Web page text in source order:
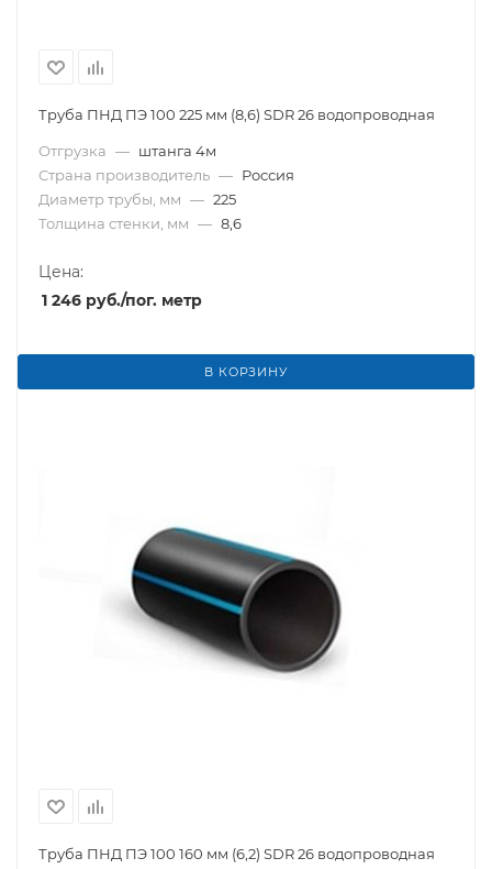
Труба ПНД ПЭ 100 225 мм (8,6) SDR 26 водопроводная
Отгрузка — штанга 4м
Страна производитель — Россия
Диаметр трубы, мм — 225
Толщина стенки, мм — 8,6
Цена:
1 246 руб./пог. метр
В КОРЗИНУ
Труба ПНД ПЭ 100 160 мм (6,2) SDR 26 водопроводная